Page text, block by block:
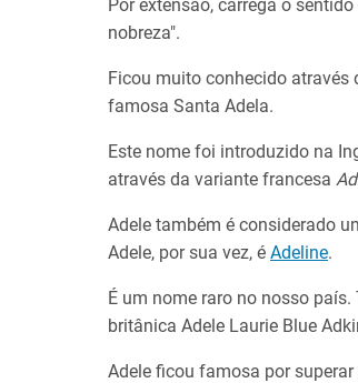
Por extensão, carrega o
nobreza".
Ficou muito conhecido através
famosa Santa Adela.
Este nome foi introduzido na
através da variante francesa
Adele também é considerado
Adele, por sua vez, é Adeline.
É um nome raro no nosso
britânica ​Adele Laurie Blue
Adele ficou famosa por